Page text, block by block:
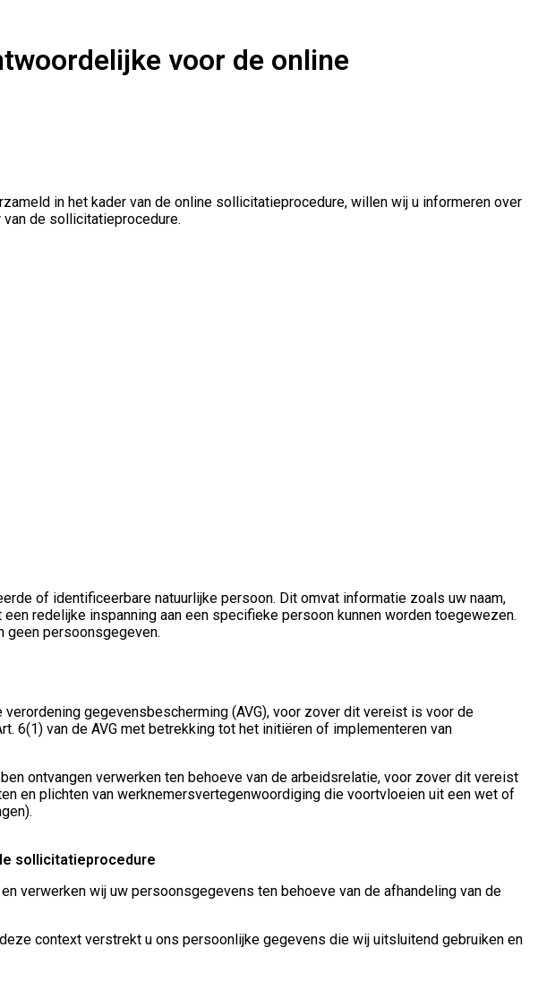
voor de online
in het kader van de online sollicitatieprocedure, willen wij u informeren over
de sollicitatieprocedure.
of identificeerbare natuurlijke persoon. Dit omvat informatie zoals uw naam,
redelijke inspanning aan een specifieke persoon kunnen worden toegewezen.
geen persoonsgegeven.
gegevensbescherming (AVG), voor zover dit vereist is voor de
6(1) van de AVG met betrekking tot het initiëren of implementeren van
ontvangen verwerken ten behoeve van de arbeidsrelatie, voor zover dit vereist
en plichten van werknemersvertegenwoordiging die voortvloeien uit een wet of
sollicitatieprocedure
verwerken wij uw persoonsgegevens ten behoeve van de afhandeling van de
context verstrekt u ons persoonlijke gegevens die wij uitsluitend gebruiken en